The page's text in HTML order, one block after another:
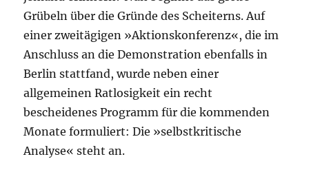
Grübeln über die Gründe des Scheiterns. Auf
einer zweitägigen »Aktionskonferenz«, die im
Anschluss an die Demonstration ebenfalls in
Berlin stattfand, wurde neben einer
allgemeinen Ratlosigkeit ein recht
bescheidenes Programm für die kommenden
Monate formuliert: Die »selbstkritische
Analyse« steht an.